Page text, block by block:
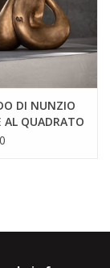
DI NUNZIO
AL QUADRATO